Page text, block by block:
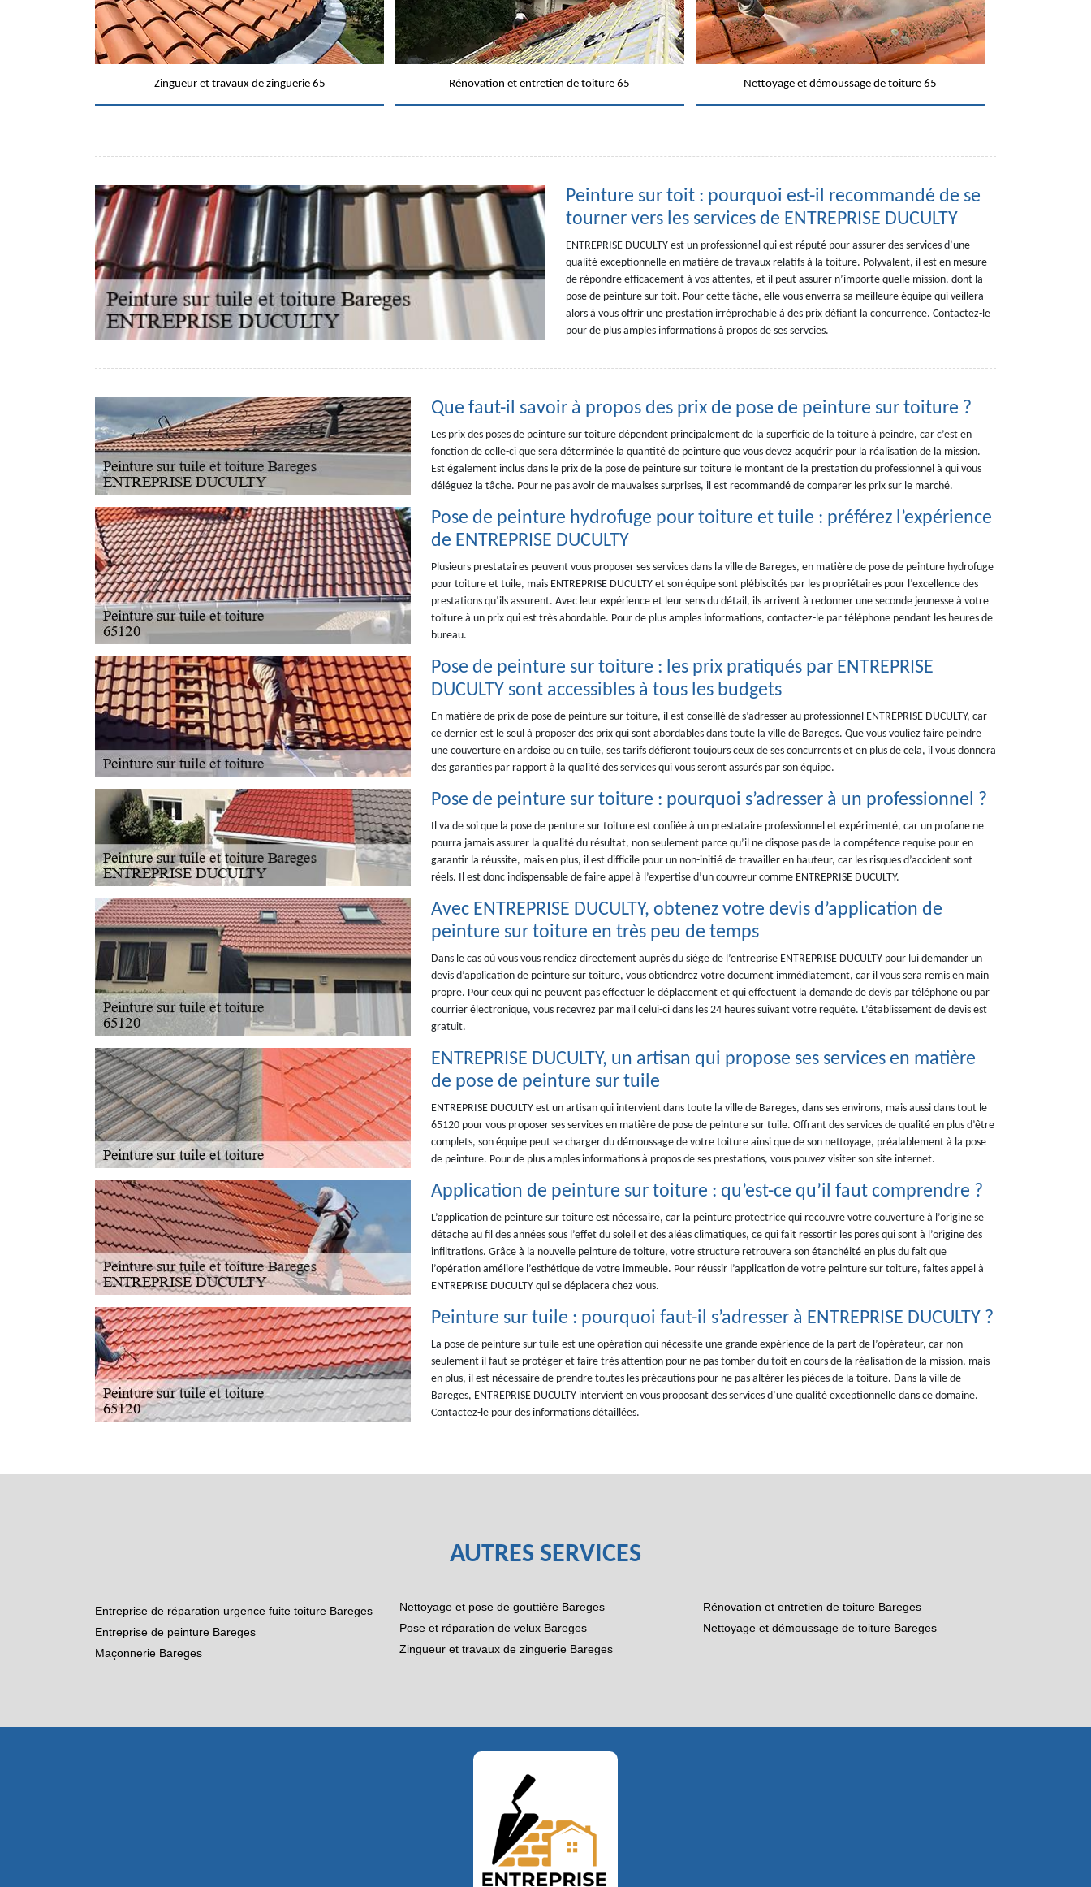
Zingueur et travaux de zinguerie 65 Rénovation et entretien de toiture 65 Nettoyage et démoussage de toiture 65
Peinture sur toit : pourquoi est-il recommandé de se
tourner vers les services de ENTREPRISE DUCULTY
ENTREPRISE DUCULTY est un professionnel qui est réputé pour assurer des services d’une
qualité exceptionnelle en matière de travaux relatifs à la toiture. Polyvalent, il est en mesure
de répondre efficacement à vos attentes, et il peut assurer n’importe quelle mission, dont la
pose de peinture sur toit. Pour cette tâche, elle vous enverra sa meilleure équipe qui veillera
alors à vous offrir une prestation irréprochable à des prix défiant la concurrence. Contactez-le
pour de plus amples informations à propos de ses servcies.
Que faut-il savoir à propos des prix de pose de peinture sur toiture ?
Les prix des poses de peinture sur toiture dépendent principalement de la superficie de la toiture à peindre, car c’est en
fonction de celle-ci que sera déterminée la quantité de peinture que vous devez acquérir pour la réalisation de la mission.
Est également inclus dans le prix de la pose de peinture sur toiture le montant de la prestation du professionnel à qui vous
déléguez la tâche. Pour ne pas avoir de mauvaises surprises, il est recommandé de comparer les prix sur le marché.
Pose de peinture hydrofuge pour toiture et tuile : préférez l’expérience
de ENTREPRISE DUCULTY
Plusieurs prestataires peuvent vous proposer ses services dans la ville de Bareges, en matière de pose de peinture hydrofuge
pour toiture et tuile, mais ENTREPRISE DUCULTY et son équipe sont plébiscités par les propriétaires pour l’excellence des
prestations qu’ils assurent. Avec leur expérience et leur sens du détail, ils arrivent à redonner une seconde jeunesse à votre
toiture à un prix qui est très abordable. Pour de plus amples informations, contactez-le par téléphone pendant les heures de
bureau.
Pose de peinture sur toiture : les prix pratiqués par ENTREPRISE
DUCULTY sont accessibles à tous les budgets
En matière de prix de pose de peinture sur toiture, il est conseillé de s’adresser au professionnel ENTREPRISE DUCULTY, car
ce dernier est le seul à proposer des prix qui sont abordables dans toute la ville de Bareges. Que vous vouliez faire peindre
une couverture en ardoise ou en tuile, ses tarifs défieront toujours ceux de ses concurrents et en plus de cela, il vous donnera
des garanties par rapport à la qualité des services qui vous seront assurés par son équipe.
Pose de peinture sur toiture : pourquoi s’adresser à un professionnel ?
Il va de soi que la pose de penture sur toiture est confiée à un prestataire professionnel et expérimenté, car un profane ne
pourra jamais assurer la qualité du résultat, non seulement parce qu’il ne dispose pas de la compétence requise pour en
garantir la réussite, mais en plus, il est difficile pour un non-initié de travailler en hauteur, car les risques d’accident sont
réels. Il est donc indispensable de faire appel à l’expertise d’un couvreur comme ENTREPRISE DUCULTY.
Avec ENTREPRISE DUCULTY, obtenez votre devis d’application de
peinture sur toiture en très peu de temps
Dans le cas où vous vous rendiez directement auprès du siège de l’entreprise ENTREPRISE DUCULTY pour lui demander un
devis d’application de peinture sur toiture, vous obtiendrez votre document immédiatement, car il vous sera remis en main
propre. Pour ceux qui ne peuvent pas effectuer le déplacement et qui effectuent la demande de devis par téléphone ou par
courrier électronique, vous recevrez par mail celui-ci dans les 24 heures suivant votre requête. L’établissement de devis est
gratuit.
ENTREPRISE DUCULTY, un artisan qui propose ses services en matière
de pose de peinture sur tuile
ENTREPRISE DUCULTY est un artisan qui intervient dans toute la ville de Bareges, dans ses environs, mais aussi dans tout le
65120 pour vous proposer ses services en matière de pose de peinture sur tuile. Offrant des services de qualité en plus d’être
complets, son équipe peut se charger du démoussage de votre toiture ainsi que de son nettoyage, préalablement à la pose
de peinture. Pour de plus amples informations à propos de ses prestations, vous pouvez visiter son site internet.
Application de peinture sur toiture : qu’est-ce qu’il faut comprendre ?
L’application de peinture sur toiture est nécessaire, car la peinture protectrice qui recouvre votre couverture à l’origine se
détache au fil des années sous l’effet du soleil et des aléas climatiques, ce qui fait ressortir les pores qui sont à l’origine des
infiltrations. Grâce à la nouvelle peinture de toiture, votre structure retrouvera son étanchéité en plus du fait que
l’opération améliore l’esthétique de votre immeuble. Pour réussir l’application de votre peinture sur toiture, faites appel à
ENTREPRISE DUCULTY qui se déplacera chez vous.
Peinture sur tuile : pourquoi faut-il s’adresser à ENTREPRISE DUCULTY ?
La pose de peinture sur tuile est une opération qui nécessite une grande expérience de la part de l’opérateur, car non
seulement il faut se protéger et faire très attention pour ne pas tomber du toit en cours de la réalisation de la mission, mais
en plus, il est nécessaire de prendre toutes les précautions pour ne pas altérer les pièces de la toiture. Dans la ville de
Bareges, ENTREPRISE DUCULTY intervient en vous proposant des services d’une qualité exceptionnelle dans ce domaine.
Contactez-le pour des informations détaillées.
AUTRES SERVICES
Entreprise de réparation urgence fuite toiture Bareges
Entreprise de peinture Bareges
Maçonnerie Bareges
Nettoyage et pose de gouttière Bareges
Pose et réparation de velux Bareges
Zingueur et travaux de zinguerie Bareges
Rénovation et entretien de toiture Bareges
Nettoyage et démoussage de toiture Bareges